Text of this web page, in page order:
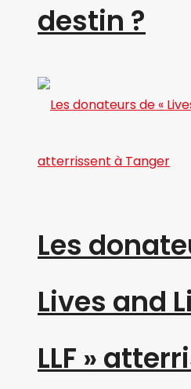
destin ?
Les
Lives and
LLF »